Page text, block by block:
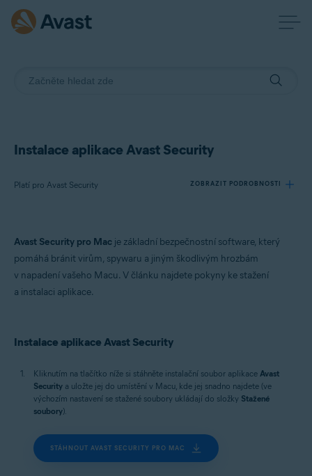
Instalace aplikace Avast Security
Platí pro Avast Security ZOBRAZIT PODROBNOSTI
Produkty:
Avast Security
Avast Security pro Mac je základní bezpečnostní software, který
pomáhá bránit virům, spywaru a jiným škodlivým hrozbám
v napadení vašeho Macu. V článku najdete pokyny ke stažení
a instalaci aplikace.
Instalace aplikace Avast Security
Kliknutím na tlačítko níže si stáhněte instalační soubor aplikace Avast
Security a uložte jej do umístění v Macu, kde jej snadno najdete (ve
výchozím nastavení se stažené soubory ukládají do složky Stažené
soubory).
STÁHNOUT AVAST SECURITY PRO MAC